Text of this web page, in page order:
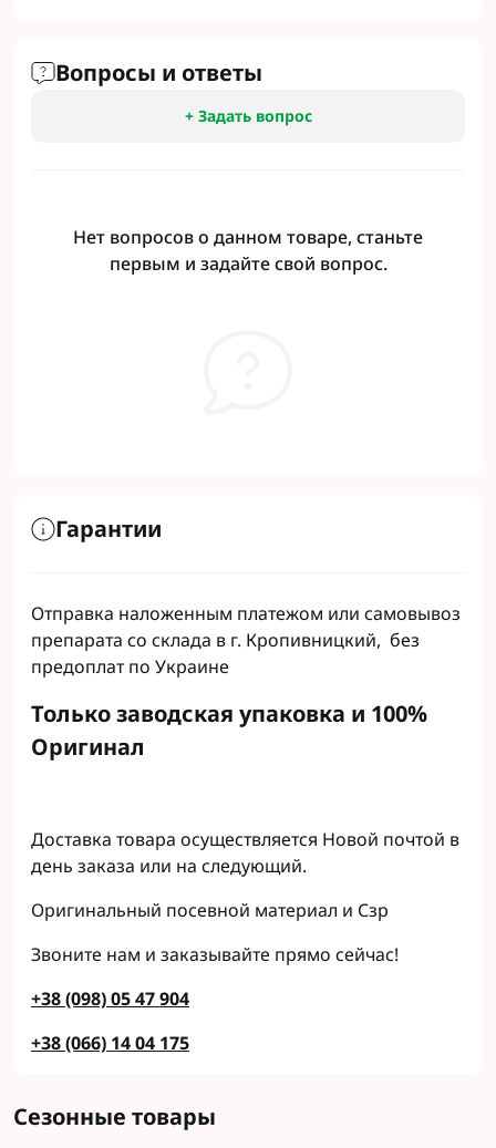
Вопросы и ответы
+ Задать вопрос
Нет вопросов о данном товаре, станьте
первым и задайте свой вопрос.
Гарантии
Отправка наложенным платежом или самовывоз
препарата со склада в г. Кропивницкий, без
предоплат по Украине
Только заводская упаковка и 100%
Оригинал
Доставка товара осуществляется Новой почтой в
день заказа или на следующий.
Оригинальный посевной материал и Сзр
Звоните нам и заказывайте прямо сейчас!
+38 (098) 05 47 904
+38 (066) 14 04 175
Сезонные товары